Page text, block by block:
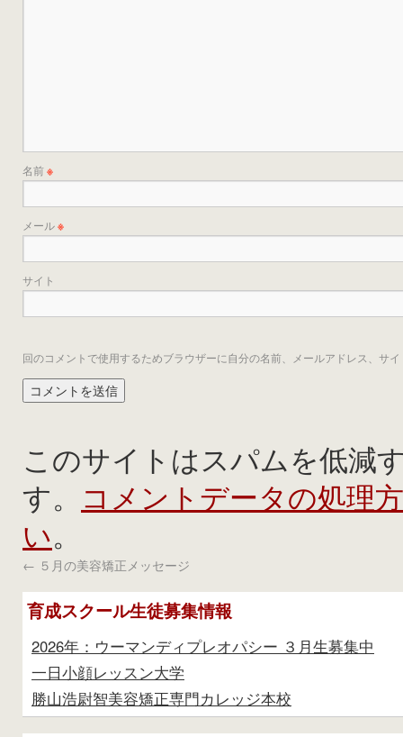
名前※
メール※
サイト
回のコメントで使用するためブラウザーに自分の名前、メールアドレス、サ
このサイトはスパムを低減
す。
コメントデータの処理
い。
← ５月の美容矯正メッセージ
育成スクール生徒募集情報
2026年：ウーマンディプレオパシー ３月生募集中
一日小顔レッスン大学
勝山浩尉智美容矯正専門カレッジ本校